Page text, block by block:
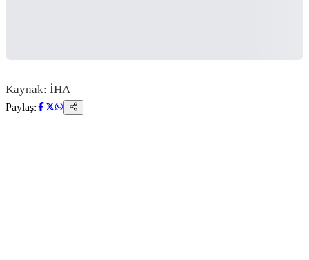
Kaynak: İHA
Paylaş: